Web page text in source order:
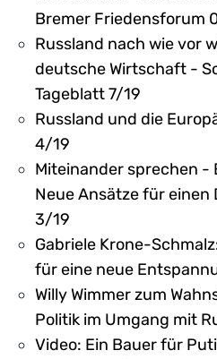
Bremer Friedensforum
Russland nach wie vor
deutsche Wirtschaft -
Tageblatt 7/19
Russland und die
4/19
Miteinander sprechen -
Neue Ansätze für einen
3/19
Gabriele Krone-
für eine neue
Willy Wimmer zum
Politik im Umgang mit
Video: Ein Bauer für